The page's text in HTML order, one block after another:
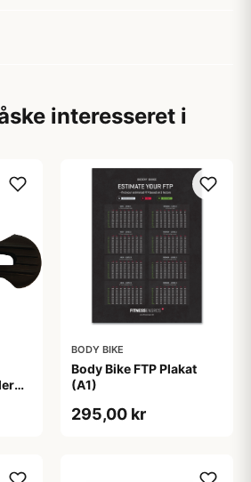
interesseret i
BODY BIKE
Body Bike FTP Plakat
(A1)
295,00 kr